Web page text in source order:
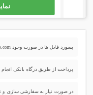
پسورد فایل ها در صورت وجود www.vatanphoto.com
پرداخت از طریق درگاه بانکی
در صورت نیاز به سفارشی سازی و